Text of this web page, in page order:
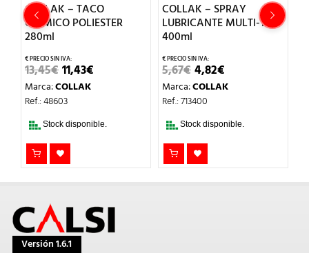
COLLAK – TACO
QUIMICO POLIESTER
280ml
13,45€EL
PRECIO
ORIGINAL
ERA:
11,43€
Marca:COLLAK
Ref.: 48603
Stock disponible.
COLLAK – SPRAY
LUBRICANTE MULTI-TOT
400ml
5,67€EL
PRECIO
ORIGINAL
ERA:
4,82€PRECIO
ACTUAL
Marca:COLLAK
Ref.: 713400
Stock disponible.
Versión 1.6.1